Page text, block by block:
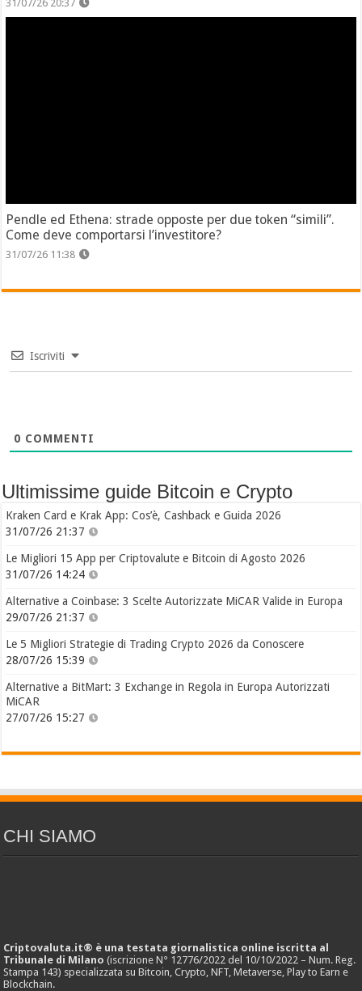
31/07/26 20:37
Pendle ed Ethena: strade opposte per due token “simili”.
Come deve comportarsi l’investitore?
31/07/26 11:38
Iscriviti
0 COMMENTI
Ultimissime guide Bitcoin e Crypto
Kraken Card e Krak App: Cos’è, Cashback e Guida 2026
31/07/26 21:37
Le Migliori 15 App per Criptovalute e Bitcoin di Agosto 2026
31/07/26 14:24
Alternative a Coinbase: 3 Scelte Autorizzate MiCAR Valide in Europa
29/07/26 21:37
Le 5 Migliori Strategie di Trading Crypto 2026 da Conoscere
28/07/26 15:39
Alternative a BitMart: 3 Exchange in Regola in Europa Autorizzati
MiCAR
27/07/26 15:27
CHI SIAMO
Criptovaluta.it® è una testata giornalistica online iscritta al
Tribunale di Milano (iscrizione N° 12776/2022 del 10/10/2022 – Num. Reg.
Stampa 143) specializzata su Bitcoin, Crypto, NFT, Metaverse, Play to Earn e
Blockchain.